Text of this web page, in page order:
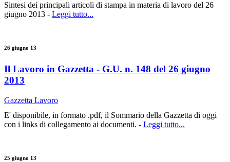
Sintesi dei principali articoli di stampa in materia di lavoro del 26
giugno 2013 - Leggi tutto...
26 giugno 13
Il Lavoro in Gazzetta - G.U. n. 148 del 26 giugno
2013
Gazzetta Lavoro
E' disponibile, in formato .pdf, il Sommario della Gazzetta di oggi
con i links di collegamento ai documenti. - Leggi tutto...
25 giugno 13